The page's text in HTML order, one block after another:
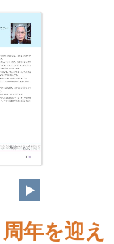
年を迎え